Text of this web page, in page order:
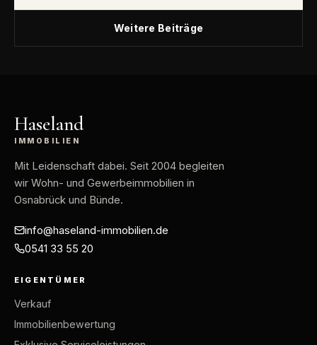
Weitere Beiträge
Haseland
IMMOBILIEN
Mit Leidenschaft dabei. Seit 2004 begleiten
wir Wohn- und Gewerbeimmobilien in
Osnabrück und Bünde.
info@haseland-immobilien.de
0541 33 55 20
EIGENTÜMER
Verkauf
Immobilienbewertung